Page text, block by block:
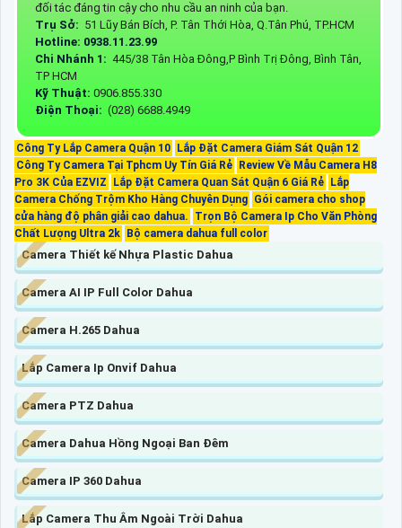
đối tác đáng tin cậy cho nhu cầu an ninh của bạn.
Trụ Sở: 51 Lũy Bán Bích, P. Tân Thới Hòa, Q.Tân Phú, TP.HCM
Hotline: 0938.11.23.99
Chi Nhánh 1: 445/38 Tân Hòa Đông,P Bình Trị Đông, Bình Tân,
TP HCM
Kỹ Thuật: 0906.855.330
Điện Thoại: (028) 6688.4949
Công Ty Lắp Camera Quận 10
Lắp Đặt Camera Giám Sát Quận 12
Công Ty Camera Tại Tphcm Uy Tín Giá Rẻ
Review Về Mẫu Camera H8
Pro 3K Của EZVIZ
Lắp Đặt Camera Quan Sát Quận 6 Giá Rẻ
Lắp
Camera Chống Trộm Kho Hàng Chuyên Dụng Gói camera cho shop
cửa hàng độ phân giải cao dahua.
Trọn Bộ Camera Ip Cho Văn Phòng
Chất Lượng Ultra 2k
Bộ camera dahua full color
Camera Thiết kế Nhựa Plastic Dahua
Camera AI IP Full Color Dahua
Camera H.265 Dahua
Lắp Camera Ip Onvif Dahua
Camera PTZ Dahua
Camera Dahua Hồng Ngoại Ban Đêm
Camera IP 360 Dahua
Lắp Camera Thu Âm Ngoài Trời Dahua